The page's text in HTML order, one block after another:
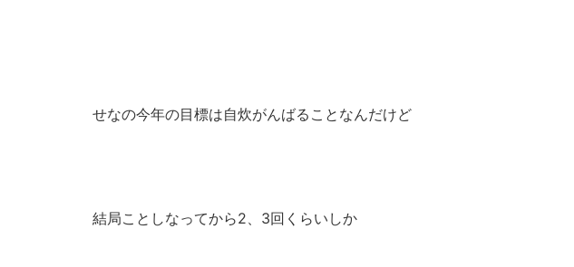
せなの今年の目標は自炊がんばることなんだけど
結局ことしなってから2、3回くらいしか